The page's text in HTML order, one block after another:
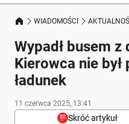
WIADOMOŚCI
Wypadł busem z
Kierowca nie był
ładunek
11 czerwca 2025, 13:41
Skróć artykuł